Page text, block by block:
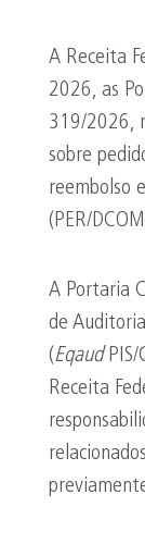
A Receita
2026, as
319/2026,
sobre
reembolso
(PER/
A Portaria
de
(EqaudPIS/
Receita